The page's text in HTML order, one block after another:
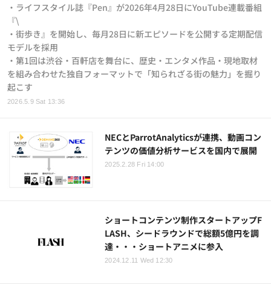
2026.5.9 Sat 13:36
・ライフスタイル誌『Pen』が2026年4月28日にYouTube連載番組
『\
・街歩き』を開始し、毎月28日に新エピソードを公開する定期配信
モデルを採用
・第1回は渋谷・百軒店を舞台に、歴史・エンタメ作品・現地取材
を組み合わせた独自フォーマットで「知られざる街の魅力」を掘り
起こす
NECとParrotAnalyticsが連携、動画コン
テンツの価値分析サービスを国内で展開
2025.2.28 Fri 14:00
ショートコンテンツ制作スタートアップF
LASH、シードラウンドで総額5億円を調
達・・・ショートアニメに参入
2024.12.11 Wed 12:30